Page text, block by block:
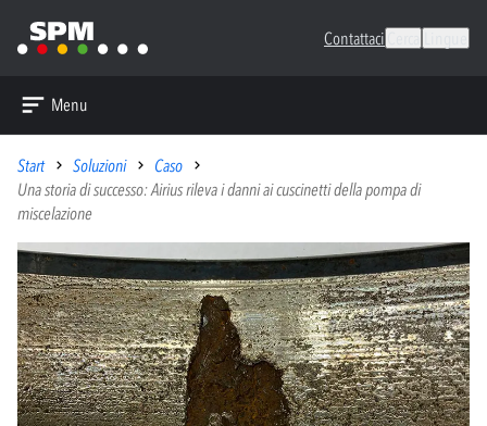
Contattaci
Menu
Start Soluzioni
Caso
Una storia di successo: Airius rileva i danni ai cuscinetti della pompa di
miscelazione